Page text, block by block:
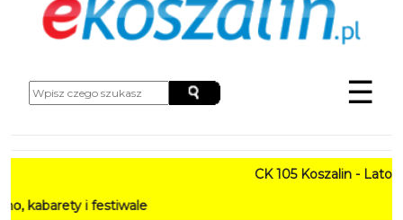
☰
CK 105 Koszalin - Lato w
i festiwale